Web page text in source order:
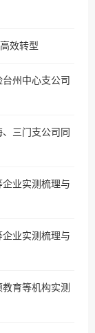
效转型
州中心支公司
三门支公司同
业实测梳理与
业实测梳理与
育等机构实测